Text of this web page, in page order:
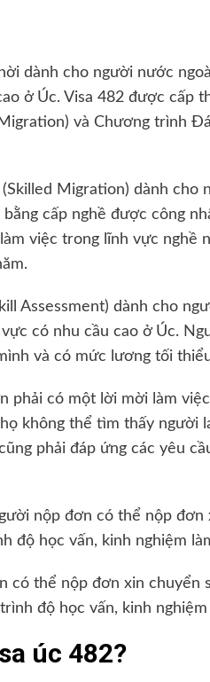
dành cho người nước
ở Úc. Visa 482 được cấp
và Chương trình
Migration) dành cho
cấp nghề được công
việc trong lĩnh vực nghề
Assessment) dành cho
có nhu cầu cao ở Úc.
và có mức lương tối
phải có một lời mời làm
không thể tìm thấy người
phải đáp ứng các yêu
nộp đơn có thể nộp đơn
độ học vấn, kinh nghiệm
có thể nộp đơn xin chuyển
độ học vấn, kinh
úc 482?